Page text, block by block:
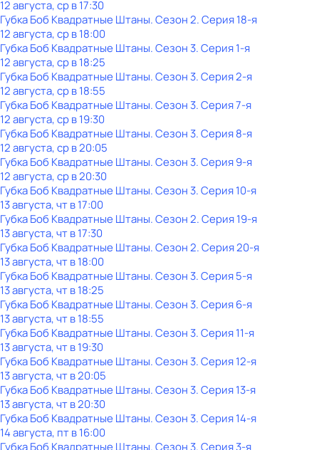
12 августа, ср в 17:30
Губка Боб Квадратные Штаны. Сезон 2. Серия 18-я
12 августа, ср в 18:00
Губка Боб Квадратные Штаны. Сезон 3. Серия 1-я
12 августа, ср в 18:25
Губка Боб Квадратные Штаны. Сезон 3. Серия 2-я
12 августа, ср в 18:55
Губка Боб Квадратные Штаны. Сезон 3. Серия 7-я
12 августа, ср в 19:30
Губка Боб Квадратные Штаны. Сезон 3. Серия 8-я
12 августа, ср в 20:05
Губка Боб Квадратные Штаны. Сезон 3. Серия 9-я
12 августа, ср в 20:30
Губка Боб Квадратные Штаны. Сезон 3. Серия 10-я
13 августа, чт в 17:00
Губка Боб Квадратные Штаны. Сезон 2. Серия 19-я
13 августа, чт в 17:30
Губка Боб Квадратные Штаны. Сезон 2. Серия 20-я
13 августа, чт в 18:00
Губка Боб Квадратные Штаны. Сезон 3. Серия 5-я
13 августа, чт в 18:25
Губка Боб Квадратные Штаны. Сезон 3. Серия 6-я
13 августа, чт в 18:55
Губка Боб Квадратные Штаны. Сезон 3. Серия 11-я
13 августа, чт в 19:30
Губка Боб Квадратные Штаны. Сезон 3. Серия 12-я
13 августа, чт в 20:05
Губка Боб Квадратные Штаны. Сезон 3. Серия 13-я
13 августа, чт в 20:30
Губка Боб Квадратные Штаны. Сезон 3. Серия 14-я
14 августа, пт в 16:00
Губка Боб Квадратные Штаны. Сезон 3. Серия 3-я